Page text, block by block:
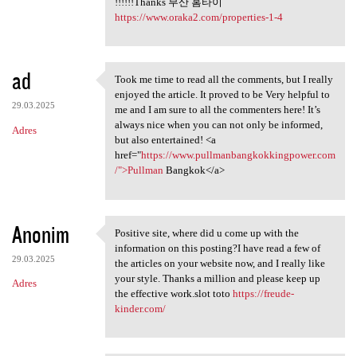
https://www.oraka2.com/properties-1-4
ad
29.03.2025
Adres
Took me time to read all the
Took me time to read all the comments, but I really
enjoyed the article. It proved to be Very helpful to
me and I am sure to all the commenters here! It’s
always nice when you can not only be informed,
but also entertained! <a
href="https://www.pullmanbangkokkingpower.com
/">Pullman Bangkok</a>
Anonim
29.03.2025
Adres
Positive site, where did u
Positive site, where did u come up with the
information on this posting?I have read a few of
the articles on your website now, and I really like
your style. Thanks a million and please keep up
the effective work.slot toto https://freude-
kinder.com/